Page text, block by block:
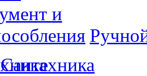
Сантехника